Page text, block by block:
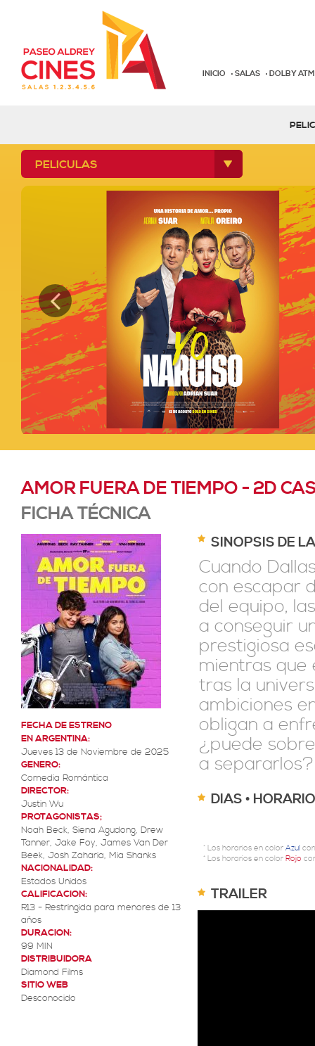
INICIO SALAS DOLBY
PELICULAS
AMOR FUERA DE TIEMPO - 2D
FICHA TÉCNICA
FECHA DE ESTRENO
EN ARGENTINA:
Jueves 13 de Noviembre de 2025
GENERO:
Comedia Romántica
DIRECTOR:
Justin Wu
PROTAGONISTAS;
Noah Beck, Siena Agudong, Drew
Tanner, Jake Foy, James Van Der
Beek, Josh Zaharia, Mia Shanks
NACIONALIDAD:
Estados Unidos
CALIFICACION:
R13 - Restringida para menores de 13
años
DURACION:
99 MIN
DISTRIBUIDORA
Diamond Films
SITIO WEB
Desconocido
SINOPSIS DE
Cuando
con escapar
del equipo,
a conseguir
prestigiosa
mientras que
tras la
ambiciones
obligan a
¿puede
a separarlos?
DIAS •
* Los horarios en color Azul
* Los horarios en color Rojo
TRAILER